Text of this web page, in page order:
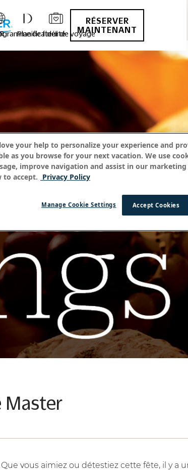
de fidélité
Planificateur de voyage
RÉSERVER
MAINTENANT
Master
vous aimiez ou détestiez cette fête, il y
love your help to personalize your experience and
as you browse for your next vacation. We use
improve navigation and assist in our
to accept. Privacy Policy
Accept Cookies
Manage Cookie Settings